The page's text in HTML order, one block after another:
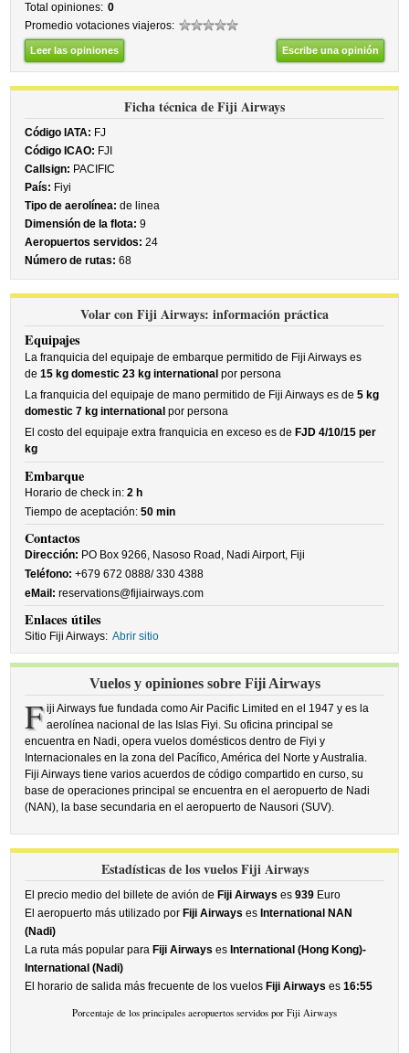
Total opiniones: 0
Promedio votaciones viajeros:
Leer las opiniones Escribe una opinión
Ficha técnica de Fiji Airways
Código IATA: FJ
Código ICAO: FJI
Callsign: PACIFIC
País: Fiyi
Tipo de aerolínea: de linea
Dimensión de la flota: 9
Aeropuertos servidos: 24
Número de rutas: 68
Volar con Fiji Airways: información práctica
Equipajes
La franquicia del equipaje de embarque permitido de Fiji Airways es
de15 kg domestic 23 kg international por persona
La franquicia del equipaje de mano permitido de Fiji Airways es de5 kg
domestic 7 kg international por persona
El costo del equipaje extra franquicia en exceso es de FJD 4/10/15 per
kg
Embarque
Horario de check in:2 h
Tiempo de aceptación:50 min
Contactos
Dirección: PO Box 9266, Nasoso Road, Nadi Airport, Fiji
Teléfono: +679 672 0888/ 330 4388
eMail: reservations@fijiairways.com
Enlaces útiles
Sitio Fiji Airways: Abrir sitio
Vuelos y opiniones sobre Fiji Airways
F iji Airways fue fundada como Air Pacific Limited en el 1947 y es la
aerolínea nacional de las Islas Fiyi. Su oficina principal se
encuentra en Nadi, opera vuelos domésticos dentro de Fiyi y
Internacionales en la zona del Pacífico, América del Norte y Australia.
Fiji Airways tiene varios acuerdos de código compartido en curso, su
base de operaciones principal se encuentra en el aeropuerto de Nadi
(NAN), la base secundaria en el aeropuerto de Nausori (SUV).
Estadísticas de los vuelos Fiji Airways
El precio medio del billete de avión de Fiji Airways es939 Euro
El aeropuerto más utilizado por Fiji Airways es International NAN
(Nadi)
La ruta más popular para Fiji Airways es International (Hong Kong)-
International (Nadi)
El horario de salida más frecuente de los vuelos Fiji Airways es16:55
Porcentaje de los principales aeropuertos servidos por Fiji Airways